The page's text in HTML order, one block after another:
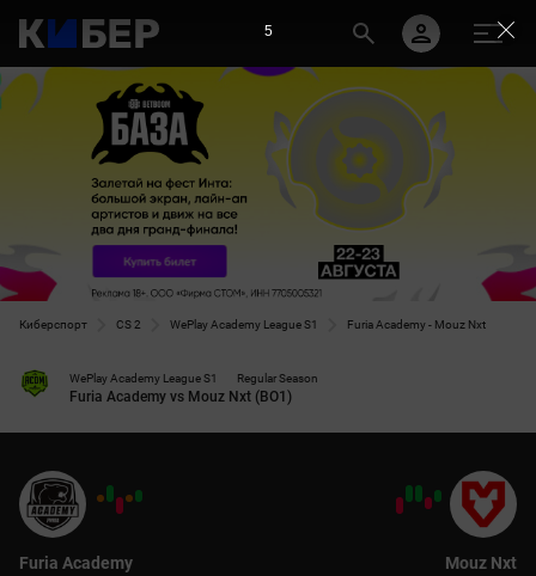
Киберспорт CS 2 WePlay Academy League S1 Furia Academy - Mouz Nxt
WePlay Academy League S1 Regular Season
Furia Academy vs Mouz Nxt (BO1)
Furia Academy Mouz Nxt
5